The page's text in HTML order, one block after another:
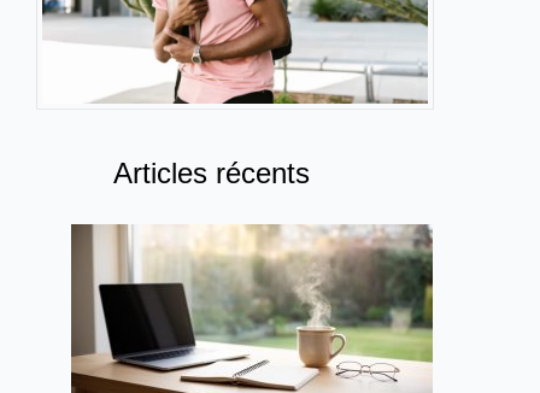
Articles récents